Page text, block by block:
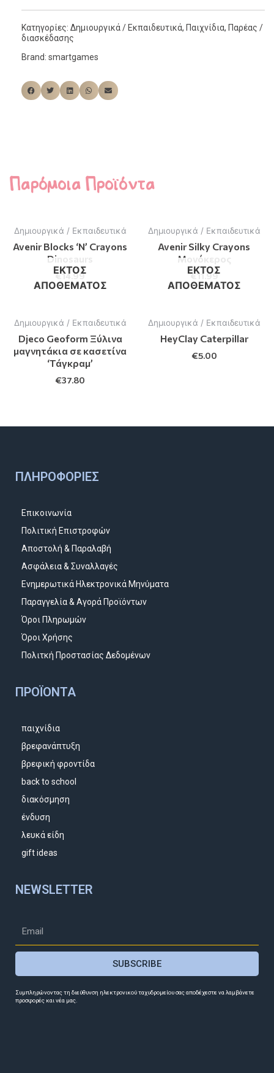
Κατηγορίες: Δημιουργικά / Εκπαιδευτικά, Παιχνίδια, Παρέας /
διασκέδασης
Brand: smartgames
Παρόμοια Προϊόντα
Δημιουργικά / Εκπαιδευτικά
Avenir Blocks ‘N’ Crayons
Dinosaurs
€14.99
Δημιουργικά / Εκπαιδευτικά
Avenir Silky Crayons
Μονόκερος
€11.99
ΕΚΤΌΣ
ΑΠΟΘΈΜΑΤΟΣ
Δημιουργικά / Εκπαιδευτικά
Djeco Geoform Ξύλινα
μαγνητάκια σε κασετίνα
‘Τάγκραμ’
€37.80
ΕΚΤΌΣ
ΑΠΟΘΈΜΑΤΟΣ
Δημιουργικά / Εκπαιδευτικά
HeyClay Caterpillar
€5.00
ΠΛΗΡΟΦΟΡΊΕΣ
Επικοινωνία
Πολιτική Επιστροφών
Αποστολή & Παραλαβή
Ασφάλεια & Συναλλαγές
Ενημερωτικά Ηλεκτρονικά Μηνύματα
Παραγγελία & Αγορά Προϊόντων
Όροι Πληρωμών
Όροι Χρήσης
Πολιτκή Προστασίας Δεδομένων
ΠΡΟΪΌΝΤΑ
παιχνίδια
βρεφανάπτυξη
βρεφική φροντίδα
back to school
διακόσμηση
ένδυση
λευκά είδη
gift ideas
NEWSLETTER
SUBSCRIBE
Συμπληρώνοντας τη διεύθυνση ηλεκτρονικού ταχυδρομείου σας αποδέχεστε να λαμβάνετε
προσφορές και νέα μας.